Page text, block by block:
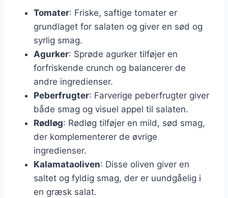
Tomater: Friske, saftige tomater er
grundlaget for salaten og giver en sød og
syrlig smag.
Agurker: Sprøde agurker tilføjer en
forfriskende crunch og balancerer de
andre ingredienser.
Peberfrugter: Farverige peberfrugter giver
både smag og visuel appel til salaten.
Rødløg: Rødløg tilføjer en mild, sød smag,
der komplementerer de øvrige
ingredienser.
Kalamataoliven: Disse oliven giver en
saltet og fyldig smag, der er uundgåelig i
en græsk salat.